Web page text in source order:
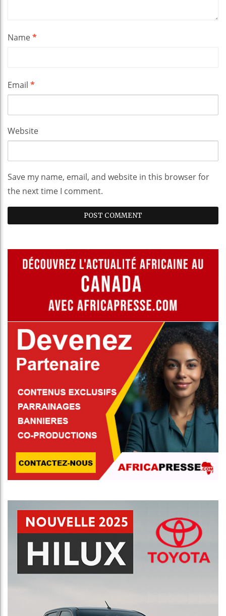
Name*
Email *
Website
Save my name, email, and website in this browser for
the next time I comment.